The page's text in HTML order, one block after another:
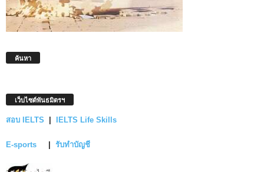
ค้นหา
เว็บไซต์พันธมิตรฯ
สอบ IELTS | IELTS Life Skills
E-sports | รับทำบัญชี